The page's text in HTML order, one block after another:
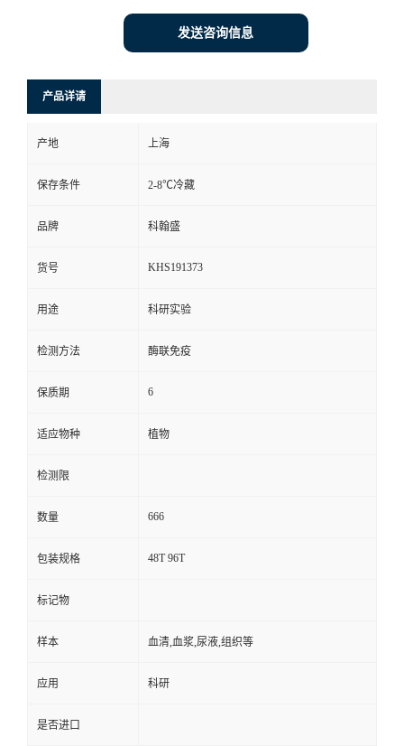
发送咨询信息
产品详请
产地 上海
保存条件 2-8℃冷藏
品牌 科翰盛
货号 KHS191373
用途 科研实验
检测方法 酶联免疫
保质期 6
适应物种 植物
检测限
数量 666
包装规格 48T 96T
标记物
样本 血清,血浆,尿液,组织等
应用 科研
是否进口